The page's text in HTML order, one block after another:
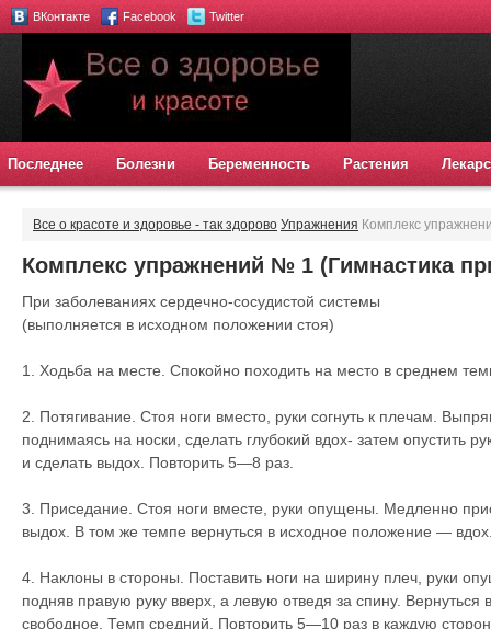
ВКонтакте Facebook Twitter
Последнее Болезни Беременность Растения
Все о красоте и здоровье - так здорово Упражнения Комплекс
сердца)
Комплекс упражнений № 1 (Гимнастика
При заболеваниях сердечно-сосудистой системы
(выполняется в исходном положении стоя)
1. Ходьба на месте. Спокойно походить на место в среднем
2. Потягивание. Стоя ноги вместо, руки согнуть к плечам.
поднимаясь на носки, сделать глубокий вдох- затем опустить
и сделать выдох. Повторить 5—8 раз.
3. Приседание. Стоя ноги вместе, руки опущены. Медленно
выдох. В том же темпе вернуться в исходное положение —
4. Наклоны в стороны. Поставить ноги на ширину плеч, руки
подняв правую руку вверх, а левую отведя за спину.
свободное. Темп средний. Повторить 5—10 раз в каждую